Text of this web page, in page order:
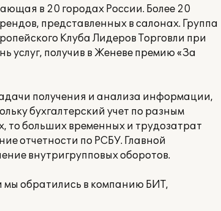
в 20 городах России. Более 20
представленных в салонах. Группа
Клуба Лидеров Торговли при
услуг, получив в Женеве премию «За
получения и анализа информации,
бухгалтерский учет по разным
то больших временных и трудозатрат
отчетности по РСБУ. Главной
внутригрупповых оборотов.
мы обратились в компанию БИТ,